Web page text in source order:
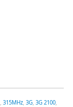
315MHz, 3G, 3G 2100,